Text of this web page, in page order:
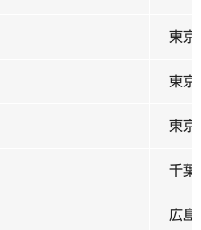
東京
東京
東京
千葉
広